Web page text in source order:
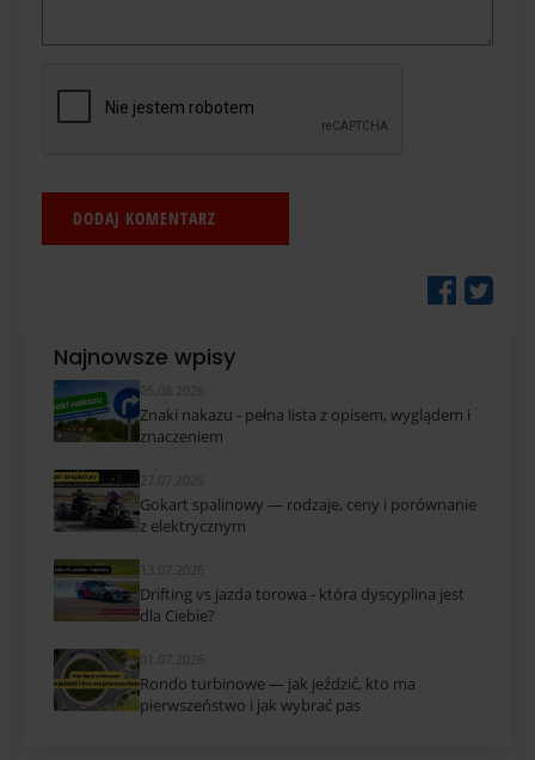
Najnowsze wpisy
05.08.2026
Znaki nakazu - pełna lista z opisem, wyglądem i
znaczeniem
27.07.2026
Gokart spalinowy — rodzaje, ceny i porównanie
z elektrycznym
13.07.2026
Drifting vs jazda torowa - która dyscyplina jest
dla Ciebie?
01.07.2026
Rondo turbinowe — jak jeździć, kto ma
pierwszeństwo i jak wybrać pas